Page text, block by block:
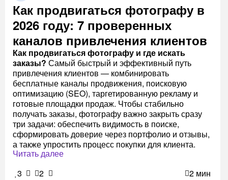
Как продвигаться фотографу в
2026 году: 7 проверенных
каналов привлечения клиентов
Как продвигаться фотографу и где искать
заказы? Самый быстрый и эффективный путь
привлечения клиентов — комбинировать
бесплатные каналы продвижения, поисковую
оптимизацию (SEO), таргетированную рекламу и
готовые площадки продаж. Чтобы стабильно
получать заказы, фотографу важно закрыть сразу
три задачи: обеспечить видимость в поиске,
сформировать доверие через портфолио и отзывы,
а также упростить процесс покупки для клиента.
Читать далее
3
2 2 мин